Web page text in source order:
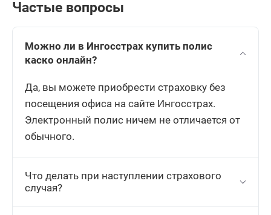
Частые вопросы
Можно ли в Ингосстрах купить полис
каско онлайн?
Да, вы можете приобрести страховку без
посещения офиса на сайте Ингосстрах.
Электронный полис ничем не отличается от
обычного.
Что делать при наступлении страхового
случая?